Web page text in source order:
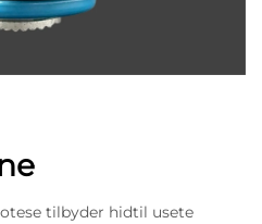
tilbyder hidtil usete